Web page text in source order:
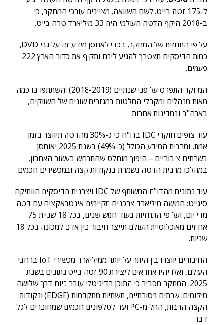
ל-175 זטה בייט. לשם השוואה, מציינים עורכי המחקר, כי
ב-2018 היקף הדטה העולמי היה 33 מיליארד טרה בייט.
על פי התחזית של המחקר, בכדי לאחסן מידע זה על גבי DVD,
כמות הדיסקים תצטרך להגיע לירח ותקיף את כדור הארץ 222
פעמים.
המחקר התפרס על פני שנתיים (2018-2019) והשתתפו בו כמה
מאות מנהלים ומקבלי החלטות במגזרים שונים של השווקים,
בארה"ב ובמדינות אחרות.
עוד צופים חוקרי IDC בדו"ח כי כ-30% מהדטה תיווצר בזמן
אמת, ומרבית המידע הכולל (כ-49%) בשנת 2025 יאוחסן
בשרתים ציבוריים – היפוך מוחלט שהתרחש בעשור האחרון,
במהלכו מרבית הדטה נשמרת בנקודות קצה ובמכשירים חכמים.
עוד נתונים מהדו"ח המשותף של IDC ויצרנית הדיסקים הוותיקה
סיגייט: חמישה מיליארד צרכנים מקיימים אינטראקציה עם דטה
מדי יום, ועל פי התחזיות בעוד חמש שנים, בכל 18 שניות 75
אחוזים מאוכלוסיית העולם תייצר חיבור בין אדם למכונה בכל 18
שניות.
החיבורים יווצרו בין היתר על יותר ממיליארד מכשירי IoT ברחבי
העולם, ואלו יהיו אחראים ליצירת 90 זטה בייט נתונים בשנת
2025. המחקר מסביר כי התוכן הדיגיטלי עובר כיום דרך שלושה
מיקומים: שרתים מסורתיים, תשתיות מתקדמות (EDGE) ונקודות
הקצה הרבות, החל מ-PC ועד לטלפונים חכמים שמחוברים לכל
דבר.